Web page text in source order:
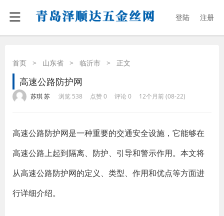
登陆 注册
首页 > 山东省 > 临沂市 > 正文
高速公路防护网
苏琪 苏 浏览 538 点赞 0 评论 0 12个月前 (08-22)
高速公路防护网是一种重要的交通安全设施，它能够在
高速公路上起到隔离、防护、引导和警示作用。本文将
从高速公路防护网的定义、类型、作用和优点等方面进
行详细介绍。